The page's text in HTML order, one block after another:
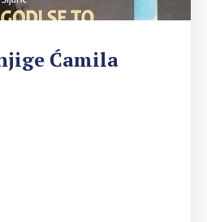
Ćamila